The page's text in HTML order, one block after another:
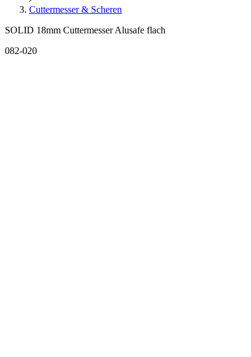
Cuttermesser & Scheren
SOLID 18mm Cuttermesser Alusafe flach
082-020